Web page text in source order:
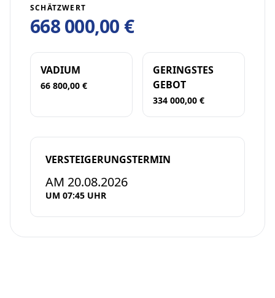
SCHÄTZWERT
668 000,00 €
VADIUM
66 800,00 €
GERINGSTES
GEBOT
334 000,00 €
VERSTEIGERUNGSTERMIN
AM 20.08.2026
UM 07:45 UHR